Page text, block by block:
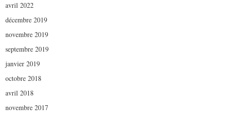
avril 2022
décembre 2019
novembre 2019
septembre 2019
janvier 2019
octobre 2018
avril 2018
novembre 2017